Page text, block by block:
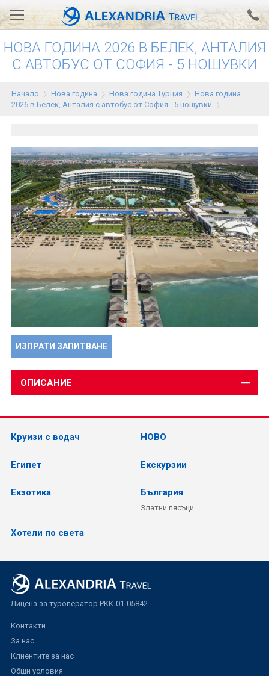
Вход за агенти Проверка на резервация
Тунис
Гърция
Египет
Екскурзии
0700 18 308 Запитване
НОВА ГОДИНА 2026 В БЕЛЕК, АНТАЛИЯ
С АВТОБУС ОТ СОФИЯ - 5 НОЩУВКИ
Начало Нова година Нова година Турция
Нова година
2026 в Белек, Анталия с автобус от София - 5 нощувки
ИЗПРАТИ ЗАПИТВАНЕ
ОПИСАНИЕ
Круизи с водач НОВО
Египет Екскурзии
Екзотика България
Златни пясъци
Хотели по света
Лиценз за туроператор РКК-01-05842
Контакти
За нас
Клиентите за нас
Общи условия